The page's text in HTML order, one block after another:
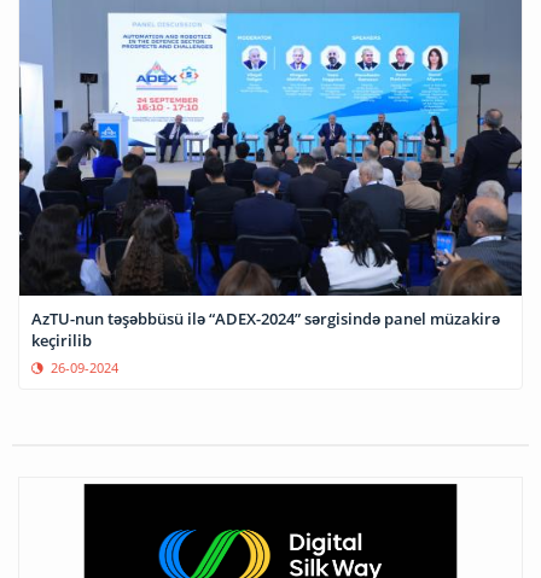
AzTU-nun təşəbbüsü ilə “ADEX-2024” sərgisində panel müzakirə
keçirilib
26-09-2024